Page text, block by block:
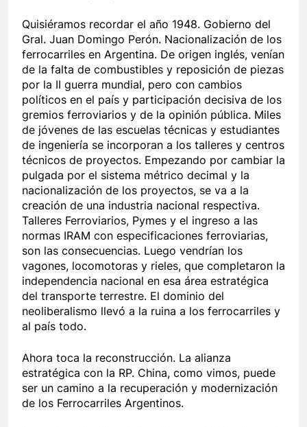
Quisiéramos recordar el año 1948. Gobierno del
Gral. Juan Domingo Perón. Nacionalización de los
ferrocarriles en Argentina. De origen inglés, venían
de la falta de combustibles y reposición de piezas
por la II guerra mundial, pero con cambios
políticos en el país y participación decisiva de los
gremios ferroviarios y de la opinión pública. Miles
de jóvenes de las escuelas técnicas y estudiantes
de ingeniería se incorporan a los talleres y centros
técnicos de proyectos. Empezando por cambiar la
pulgada por el sistema métrico decimal y la
nacionalización de los proyectos, se va a la
creación de una industria nacional respectiva.
Talleres Ferroviarios, Pymes y el ingreso a las
normas IRAM con especificaciones ferroviarias,
son las consecuencias. Luego vendrían los
vagones, locomotoras y rieles, que completaron la
independencia nacional en esa área estratégica
del transporte terrestre. El dominio del
neoliberalismo llevó a la ruina a los ferrocarriles y
al país todo.
Ahora toca la reconstrucción. La alianza
estratégica con la RP. China, como vimos, puede
ser un camino a la recuperación y modernización
de los Ferrocarriles Argentinos.